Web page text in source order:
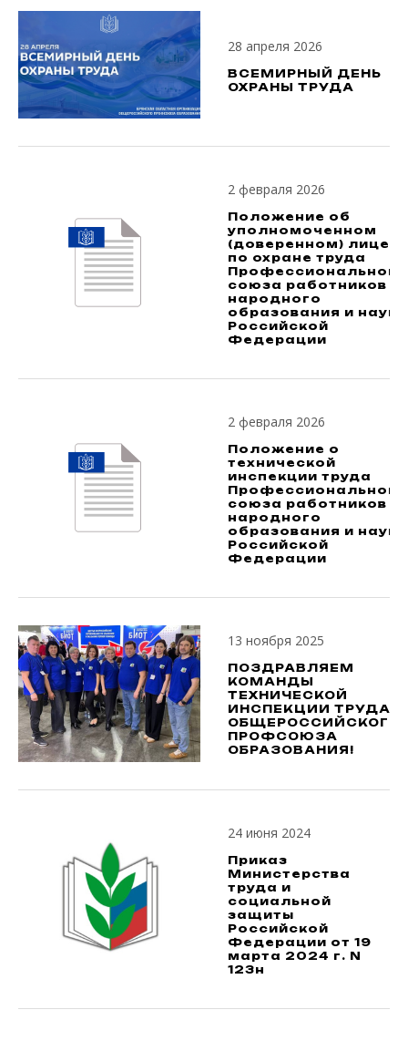
28 апреля 2026
ВСЕМИРНЫЙ ДЕНЬ
ОХРАНЫ ТРУДА
2 февраля 2026
Положение об
уполномоченном
(доверенном) лице
по охране труда
Профессионального
союза работников
народного
образования и науки
Российской
Федерации
2 февраля 2026
Положение о
технической
инспекции труда
Профессионального
союза работников
народного
образования и науки
Российской
Федерации
13 ноября 2025
ПОЗДРАВЛЯЕМ
КОМАНДЫ
ТЕХНИЧЕСКОЙ
ИНСПЕКЦИИ ТРУДА
ОБЩЕРОССИЙСКОГО
ПРОФСОЮЗА
ОБРАЗОВАНИЯ!
24 июня 2024
Приказ
Министерства
труда и
социальной
защиты
Российской
Федерации от 19
марта 2024 г. N
123н